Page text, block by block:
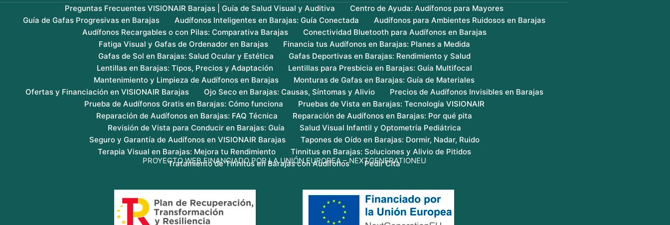
Preguntas Frecuentes VISIONAIR Barajas | Guía de Salud Visual y Auditiva
Centro de Ayuda: Audífonos para Mayores
Guía de Gafas Progresivas en Barajas
Audífonos Inteligentes en Barajas: Guía Conectada
Audífonos para Ambientes Ruidosos en Barajas
Audífonos Recargables o con Pilas: Comparativa Barajas
Conectividad Bluetooth para Audífonos en Barajas
Fatiga Visual y Gafas de Ordenador en Barajas
Financia tus Audífonos en Barajas: Planes a Medida
Gafas de Sol en Barajas: Salud Ocular y Estética
Gafas Deportivas en Barajas: Rendimiento y Salud
Lentillas en Barajas: Tipos, Precios y Adaptación
Lentillas para Presbicia en Barajas: Guía Multifocal
Mantenimiento y Limpieza de Audífonos en Barajas
Monturas de Gafas en Barajas: Guía de Materiales
Ofertas y Financiación en VISIONAIR Barajas
Ojo Seco en Barajas: Causas, Síntomas y Alivio
Precios de Audífonos Invisibles en Barajas
Prueba de Audífonos Gratis en Barajas: Cómo funciona
Pruebas de Vista en Barajas: Tecnología VISIONAIR
Reparación de Audífonos en Barajas: FAQ Técnica
Reparación de Audífonos en Barajas: Por qué pita
Revisión de Vista para Conducir en Barajas: Guía
Salud Visual Infantil y Optometría Pediátrica
Seguro y Garantía de Audífonos en VISIONAIR Barajas
Tapones de Oído en Barajas: Dormir, Nadar, Ruido
Terapia Visual en Barajas: Mejora tu Rendimiento
Tinnitus en Barajas: Soluciones y Alivio de Pitidos
Tratamiento de Tinnitus en Barajas con Audífonos
Pedir Cita
PROYECTO WEB FINANCIADO POR LA UNIÓN EUROPEA – NEXTGENERATIONEU